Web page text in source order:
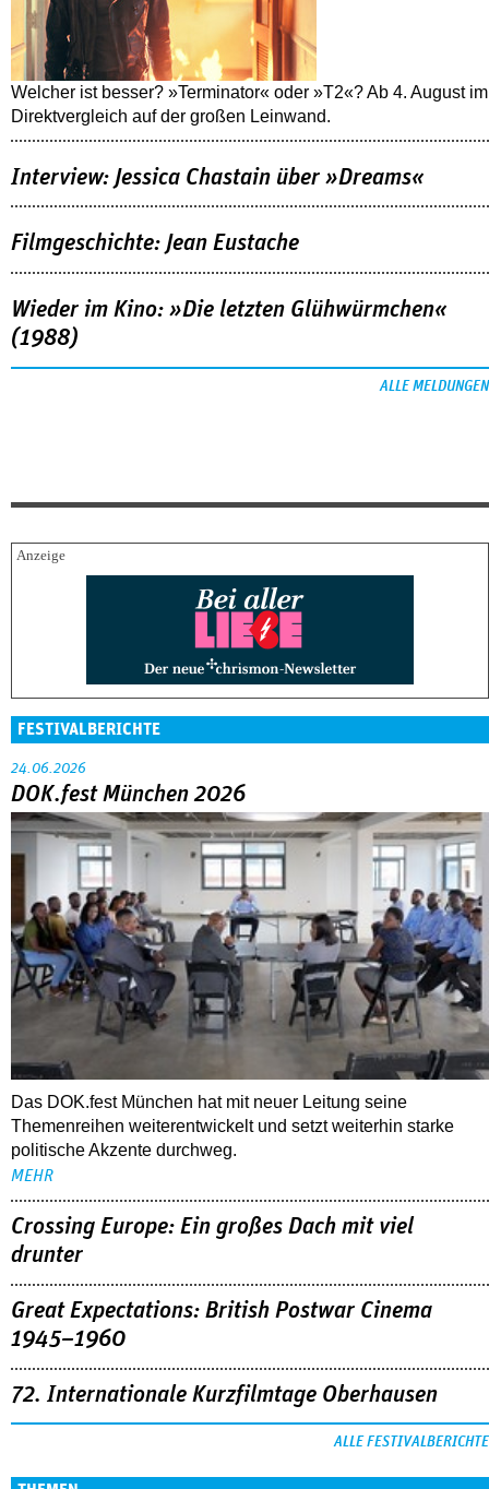
Welcher ist besser? »Terminator« oder »T2«? Ab 4. August im
Direktvergleich auf der großen Leinwand.
Interview: Jessica Chastain über »Dreams«
Filmgeschichte: Jean Eustache
Wieder im Kino: »Die letzten Glühwürmchen«
(1988)
ALLE MELDUNGEN
FESTIVALBERICHTE
24.06.2026
DOK.fest München 2026
Das DOK.fest München hat mit neuer Leitung seine
Themenreihen weiterentwickelt und setzt weiterhin starke
politische Akzente durchweg.
MEHR
Crossing Europe: Ein großes Dach mit viel
drunter
Great Expectations: British Postwar Cinema